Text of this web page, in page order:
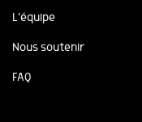
L'équipe
Nous soutenir
FAQ